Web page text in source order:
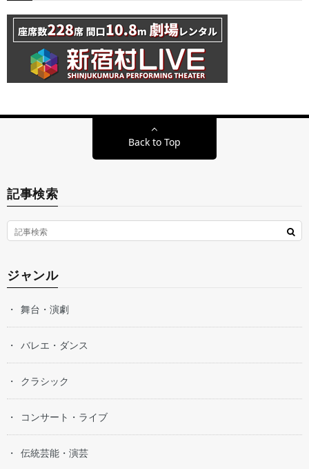
Back to Top
記事検索
ジャンル
舞台・演劇
バレエ・ダンス
クラシック
コンサート・ライブ
伝統芸能・演芸